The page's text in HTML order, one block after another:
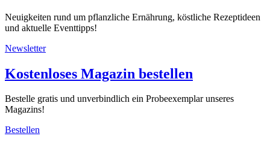
Neuigkeiten rund um pflanzliche Ernährung, köstliche Rezeptideen
und aktuelle Eventtipps!
Newsletter
Kostenloses Magazin bestellen
Bestelle gratis und unverbindlich ein Probeexemplar unseres
Magazins!
Bestellen